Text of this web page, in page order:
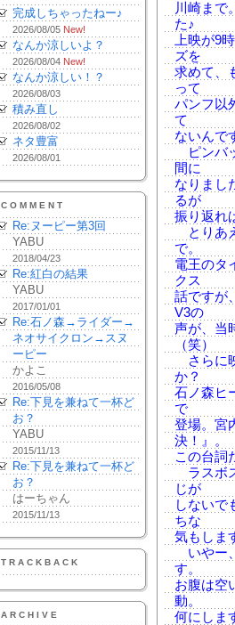
完成しちゃったねー♪
2026/08/05 New!
なんか涼しいよ？
2026/08/04 New!
なんか涼しい！？
2026/08/03
積み直し
2026/08/02
ネタ豊富
2026/08/01
COMMENT
Re:ヌーピー第3回
YABU
2018/04/23
Re:紅白の結果
YABU
2017/01/01
Re:石ノ森→ライダー→
ネオサイクロン→スヌ
ーピー
かよこ
2016/05/08
Re:下見を兼ねて一杯ど
お？
YABU
2015/11/13
Re:下見を兼ねて一杯ど
お？
はーちゃん
2015/11/13
TRACKBACK
ARCHIVE
川崎まで
た♪
上映が9
ズを
求めて、
って
パンフ以
て
ないんで
ピンバ
間に
なりまし
るが
振り返れ
とりあ
で。
電王のタ
クス
話ですが
V3の
声が、当
（笑）
さらに
か？
石ノ森ヒ
で
登場。宮
決！』。
この台詞
ラスボ
じが
しないで
ちな
気もしま
いやー
す。
お腹は空
動。
何にしま